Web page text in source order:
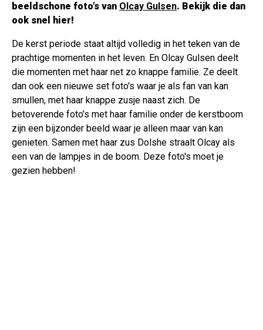
beeldschone foto's van Olcay Gulsen. Bekijk die dan
ook snel hier!
De kerst periode staat altijd volledig in het teken van de
prachtige momenten in het leven. En Olcay Gulsen deelt
die momenten met haar net zo knappe familie. Ze deelt
dan ook een nieuwe set foto's waar je als fan van kan
smullen, met haar knappe zusje naast zich. De
betoverende foto’s met haar familie onder de kerstboom
zijn een bijzonder beeld waar je alleen maar van kan
genieten. Samen met haar zus Dolshe straalt Olcay als
een van de lampjes in de boom. Deze foto's moet je
gezien hebben!